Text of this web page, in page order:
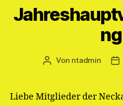
ng
Beitragsautor
Von ntadmin
Liebe Mitglieder der